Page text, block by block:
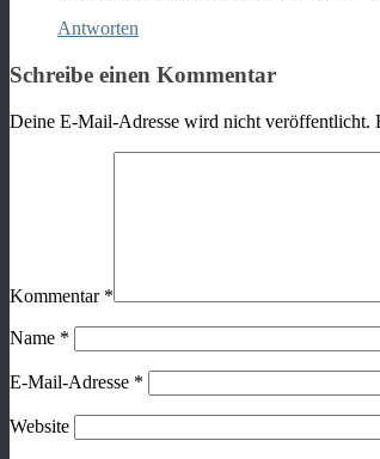
Antworten
Schreibe einen Kommentar
Deine E-Mail-Adresse wird nicht veröffentlicht.
Kommentar *
Name *
E-Mail-Adresse *
Website